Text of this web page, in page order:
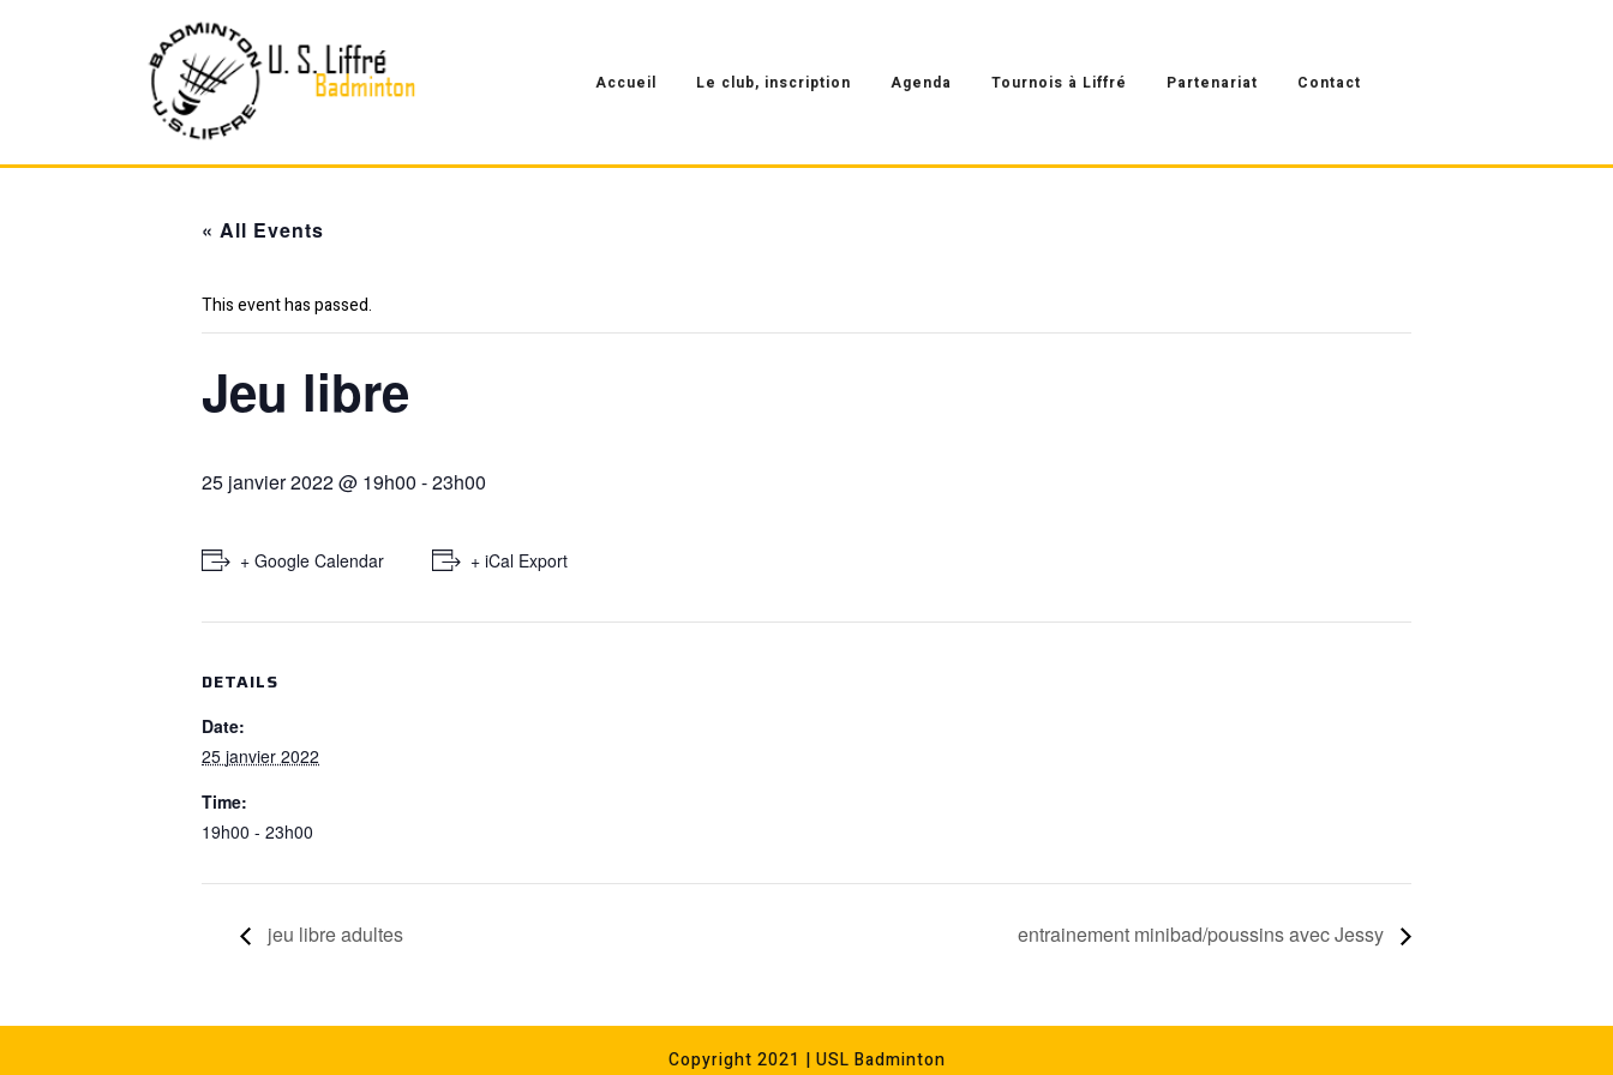
Accueil Le club, inscription Agenda Tournois à Liffré Partenariat Contact
« All Events
This event has passed.
Jeu libre
25 janvier 2022 @ 19h00 -23h00
+ Google Calendar + iCal Export
DETAILS
Date:
25 janvier 2022
Time:
19h00 - 23h00
jeu libre adultes entrainement minibad/poussins avec Jessy
Copyright 2021 | USL Badminton